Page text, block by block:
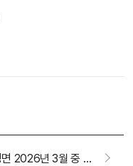
적성면 2026년 3월 중 2차 이장회보(2026. 3. 25.)